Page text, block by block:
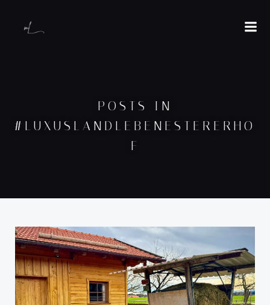
POSTS IN
#LUXUSLANDLEBENESTERERHO
F